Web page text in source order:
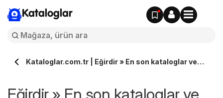
Kataloglar
Kataloglar.com.tr | Eğirdir » En son kataloglar ve